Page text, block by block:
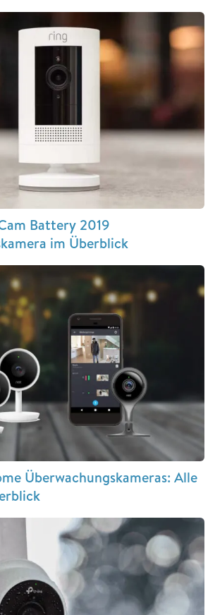
Battery 2019
im Überblick
Überwachungskameras: Alle